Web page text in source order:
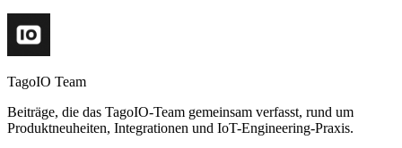
TagoIO Team
Beiträge, die das TagoIO-Team gemeinsam verfasst, rund um
Produktneuheiten, Integrationen und IoT-Engineering-Praxis.